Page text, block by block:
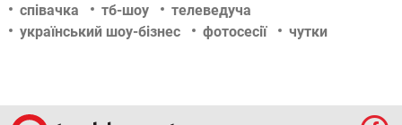
співачка
тб-шоу
телеведуча
український шоу-бізнес
фотосесії чутки